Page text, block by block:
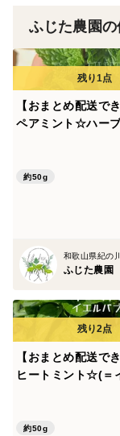
JAS認定のもの
ハーブをいつも
で、少し笑顔が
・他のハーブの
・出品していな
ふじた農園
【おまとめ配送で
ペアミント☆ハー
約50g
和歌山県紀の
ふじた農園
【おまとめ配送で
ヒートミント☆(＝
約50g